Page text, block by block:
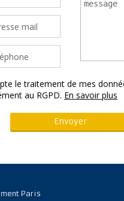
le traitement de mes
au RGPD. En savoir plus
Paris